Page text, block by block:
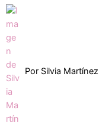
Por Silvia Martínez